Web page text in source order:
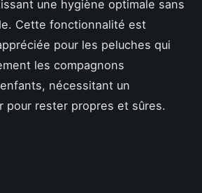
une hygiène optimale sans
Cette fonctionnalité est
pour les peluches qui
les compagnons
nécessitant un
pour rester propres et sûres.